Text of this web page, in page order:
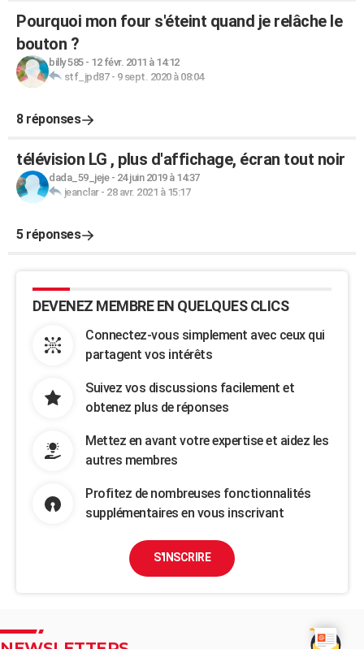
Pourquoi mon four s'éteint quand je relâche le
bouton ?
billy 585- 12 févr. 2011 à 14:12
stf_jpd87- 9 sept. 2020 à 08:04
8 réponses
télévision LG , plus d'affichage, écran tout noir
dada_59_jeje- 24 juin 2019 à 14:37
jeanclar- 28 avr. 2021 à 15:17
5 réponses
DEVENEZ MEMBRE EN QUELQUES CLICS
Connectez-vous simplement avec ceux qui
partagent vos intérêts
Suivez vos discussions facilement et
obtenez plus de réponses
Mettez en avant votre expertise et aidez les
autres membres
Profitez de nombreuses fonctionnalités
supplémentaires en vous inscrivant
S'INSCRIRE